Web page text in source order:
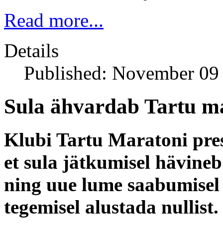
Read more...
Details
Published: November
Sula ähvardab Tartu
Klubi Tartu Maratoni
et sula jätkumisel
ning uue lume
tegemisel alustada nullist.